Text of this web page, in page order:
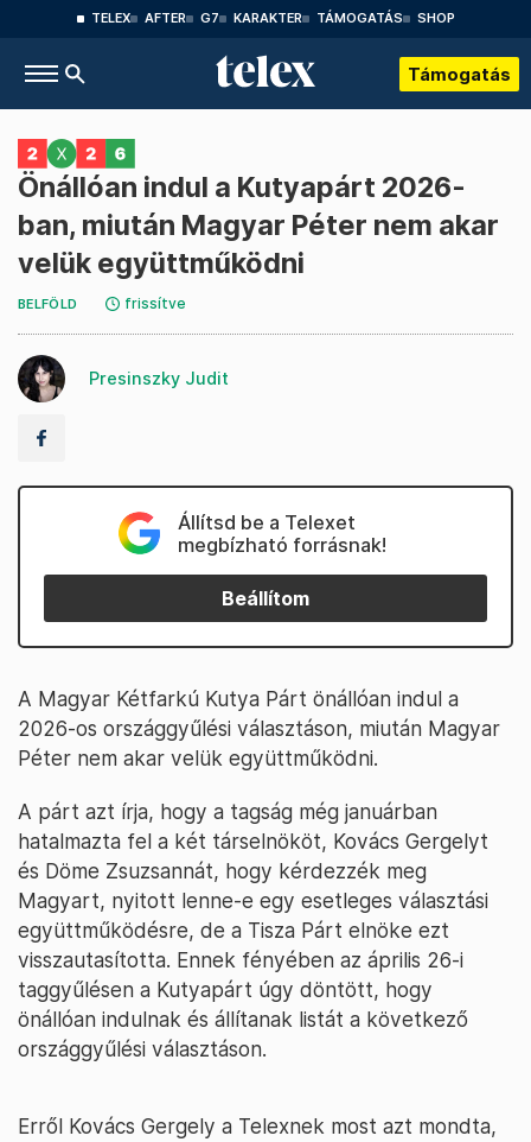
TELEX AFTER G7 KARAKTER TÁMOGATÁS SHOP
Támogatás
Önállóan indul a Kutyapárt 2026-
ban, miután Magyar Péter nem akar
velük együttműködni
BELFÖLD frissítve
Presinszky Judit
Állítsd be a Telexet
megbízható forrásnak!
Beállítom
A Magyar Kétfarkú Kutya Párt önállóan indul a
2026-os országgyűlési választáson, miután Magyar
Péter nem akar velük együttműködni.
A párt azt írja, hogy a tagság még januárban
hatalmazta fel a két társelnököt, Kovács Gergelyt
és Döme Zsuzsannát, hogy kérdezzék meg
Magyart, nyitott lenne-e egy esetleges választási
együttműködésre, de a Tisza Párt elnöke ezt
visszautasította. Ennek fényében az április 26-i
taggyűlésen a Kutyapárt úgy döntött, hogy
önállóan indulnak és állítanak listát a következő
országgyűlési választáson.
Erről Kovács Gergely a Telexnek most azt mondta,